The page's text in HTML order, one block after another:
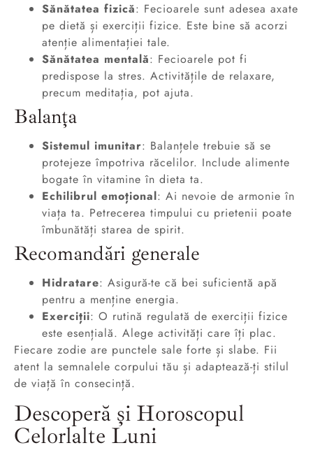
Sănătatea fizică: Fecioarele sunt adesea axate
pe dietă și exerciții fizice. Este bine să acorzi
atenție alimentației tale.
Sănătatea mentală: Fecioarele pot fi
predispose la stres. Activitățile de relaxare,
precum meditația, pot ajuta.
Balanța
Sistemul imunitar: Balanțele trebuie să se
protejeze împotriva răcelilor. Include alimente
bogate în vitamine în dieta ta.
Echilibrul emoțional: Ai nevoie de armonie în
viața ta. Petrecerea timpului cu prietenii poate
îmbunătăți starea de spirit.
Recomandări generale
Hidratare: Asigură-te că bei suficientă apă
pentru a menține energia.
Exerciții: O rutină regulată de exerciții fizice
este esențială. Alege activități care îți plac.
Fiecare zodie are punctele sale forte și slabe. Fii
atent la semnalele corpului tău și adaptează-ți stilul
de viață în consecință.
Descoperă și Horoscopul
Celorlalte Luni